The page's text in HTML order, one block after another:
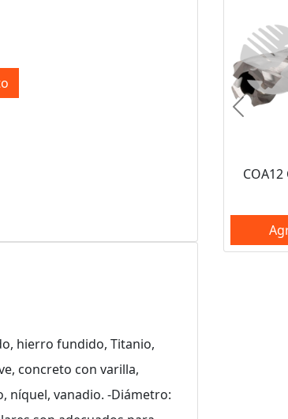
hierro fundido, Titanio,
concreto con varilla,
níquel, vanadio. -Diámetro:
Anterior